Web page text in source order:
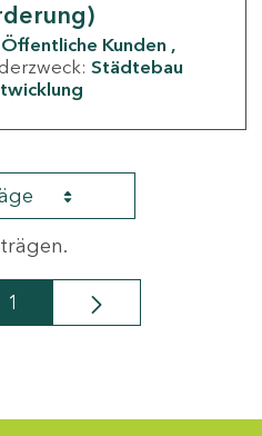
Öffentliche Kunden
Städtebau
Seite
1